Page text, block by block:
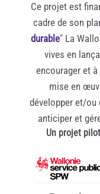
Ce projet est
cadre de son
durable" La
vives en
encourager et
mise en
développer et/ou
anticiper et
Un projet